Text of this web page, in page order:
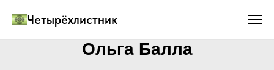
Четырёхлистник
Ольга Балла